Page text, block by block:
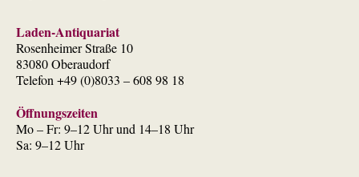
Laden-Antiquariat
Rosenheimer Straße 10
83080 Oberaudorf
Telefon +49 (0)8033 – 608 98 18
Öffnungszeiten
Mo – Fr: 9–12 Uhr und 14–18 Uhr
Sa: 9–12 Uhr